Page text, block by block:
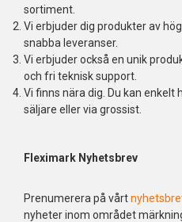
sortiment.
Vi erbjuder dig produkter av
snabba leveranser.
Vi erbjuder också en unik
och fri teknisk support.
Vi finns nära dig. Du kan enkelt
säljare eller via grossist.
Fleximark Nyhetsbrev
Prenumerera på vårt
nyheter inom området